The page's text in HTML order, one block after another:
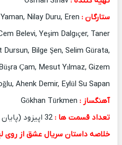
ستارگان : Nilay Duru, Eren
Belevi, Yeşim Dalgıçer, Taner
Bilge Şen, Selim Gürata,
Çam, Mesut Yılmaz, Gizem
Ahenk Demir, Eylül Su Sapan
آهنگساز :Gökhan Türkmen
تعداد قسمت ها :32 اپیزود (پایان یافته)
خلاصه داستان سریال عشق از روی